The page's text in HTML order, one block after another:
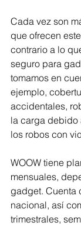
Cada vez son
que ofrecen
contrario a lo
seguro para
tomamos en
ejemplo,
accidentales,
la carga debido
los robos con
WOOW tiene
mensuales,
gadget. Cuenta
nacional, así
trimestrales,